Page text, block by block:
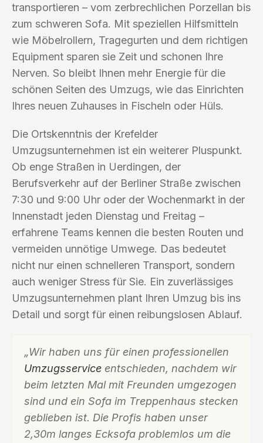
transportieren – vom zerbrechlichen Porzellan bis
zum schweren Sofa. Mit speziellen Hilfsmitteln
wie Möbelrollern, Tragegurten und dem richtigen
Equipment sparen sie Zeit und schonen Ihre
Nerven. So bleibt Ihnen mehr Energie für die
schönen Seiten des Umzugs, wie das Einrichten
Ihres neuen Zuhauses in Fischeln oder Hüls.
Die Ortskenntnis der Krefelder
Umzugsunternehmen ist ein weiterer Pluspunkt.
Ob enge Straßen in Uerdingen, der
Berufsverkehr auf der Berliner Straße zwischen
7:30 und 9:00 Uhr oder der Wochenmarkt in der
Innenstadt jeden Dienstag und Freitag –
erfahrene Teams kennen die besten Routen und
vermeiden unnötige Umwege. Das bedeutet
nicht nur einen schnelleren Transport, sondern
auch weniger Stress für Sie. Ein zuverlässiges
Umzugsunternehmen plant Ihren Umzug bis ins
Detail und sorgt für einen reibungslosen Ablauf.
„Wir haben uns für einen professionellen
Umzugsservice entschieden, nachdem wir
beim letzten Mal mit Freunden umgezogen
sind und ein Sofa im Treppenhaus stecken
geblieben ist. Die Profis haben unser
2,30m langes Ecksofa problemlos um die